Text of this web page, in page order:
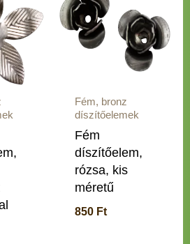
Fém, bronz
díszítőelemek
Fém
díszítőelem,
rózsa, kis
méretű
850 Ft